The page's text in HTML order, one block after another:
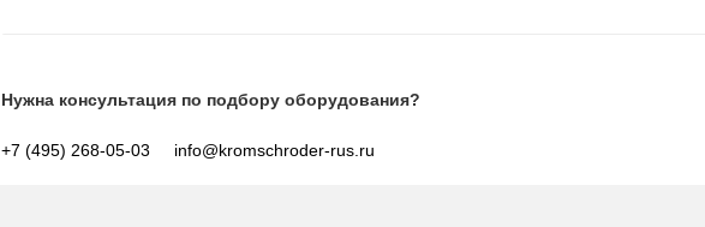
Нужна консультация по подбору оборудования?
+7 (495) 268-05-03 info@kromschroder-rus.ru